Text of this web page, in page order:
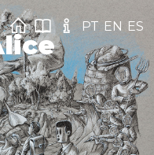
PT EN ES